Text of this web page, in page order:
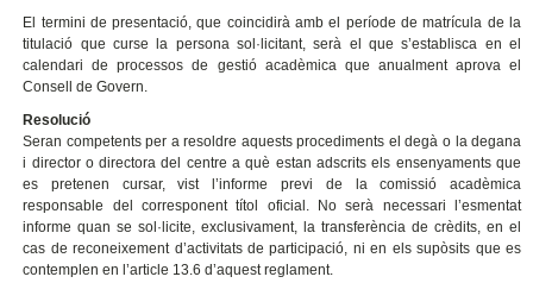
El termini de presentació, que coincidirà amb el període de matrícula de la
titulació que curse la persona sol·licitant, serà el que s’establisca en el
calendari de processos de gestió acadèmica que anualment aprova el
Consell de Govern.
Resolució
Seran competents per a resoldre aquests procediments el degà o la degana
i director o directora del centre a què estan adscrits els ensenyaments que
es pretenen cursar, vist l’informe previ de la comissió acadèmica
responsable del corresponent títol oficial. No serà necessari l’esmentat
informe quan se sol·licite, exclusivament, la transferència de crèdits, en el
cas de reconeixement d’activitats de participació, ni en els supòsits que es
contemplen en l’article 13.6 d’aquest reglament.